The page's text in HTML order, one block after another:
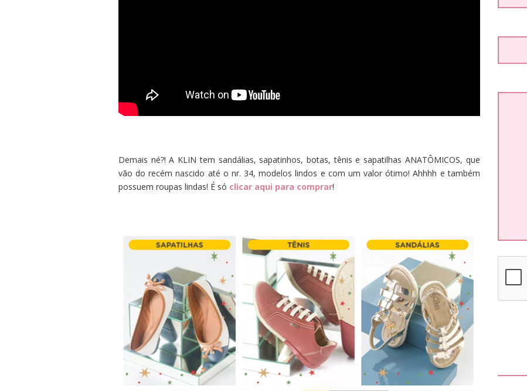
Demais né?! A KLIN tem sandálias, sapatinhos, botas, tênis e sapatilhas ANATÔMICOS, que
vão do recém nascido até o nr. 34, modelos lindos e com um valor ótimo! Ahhhh e também
possuem roupas lindas! É só clicar aqui para comprar!